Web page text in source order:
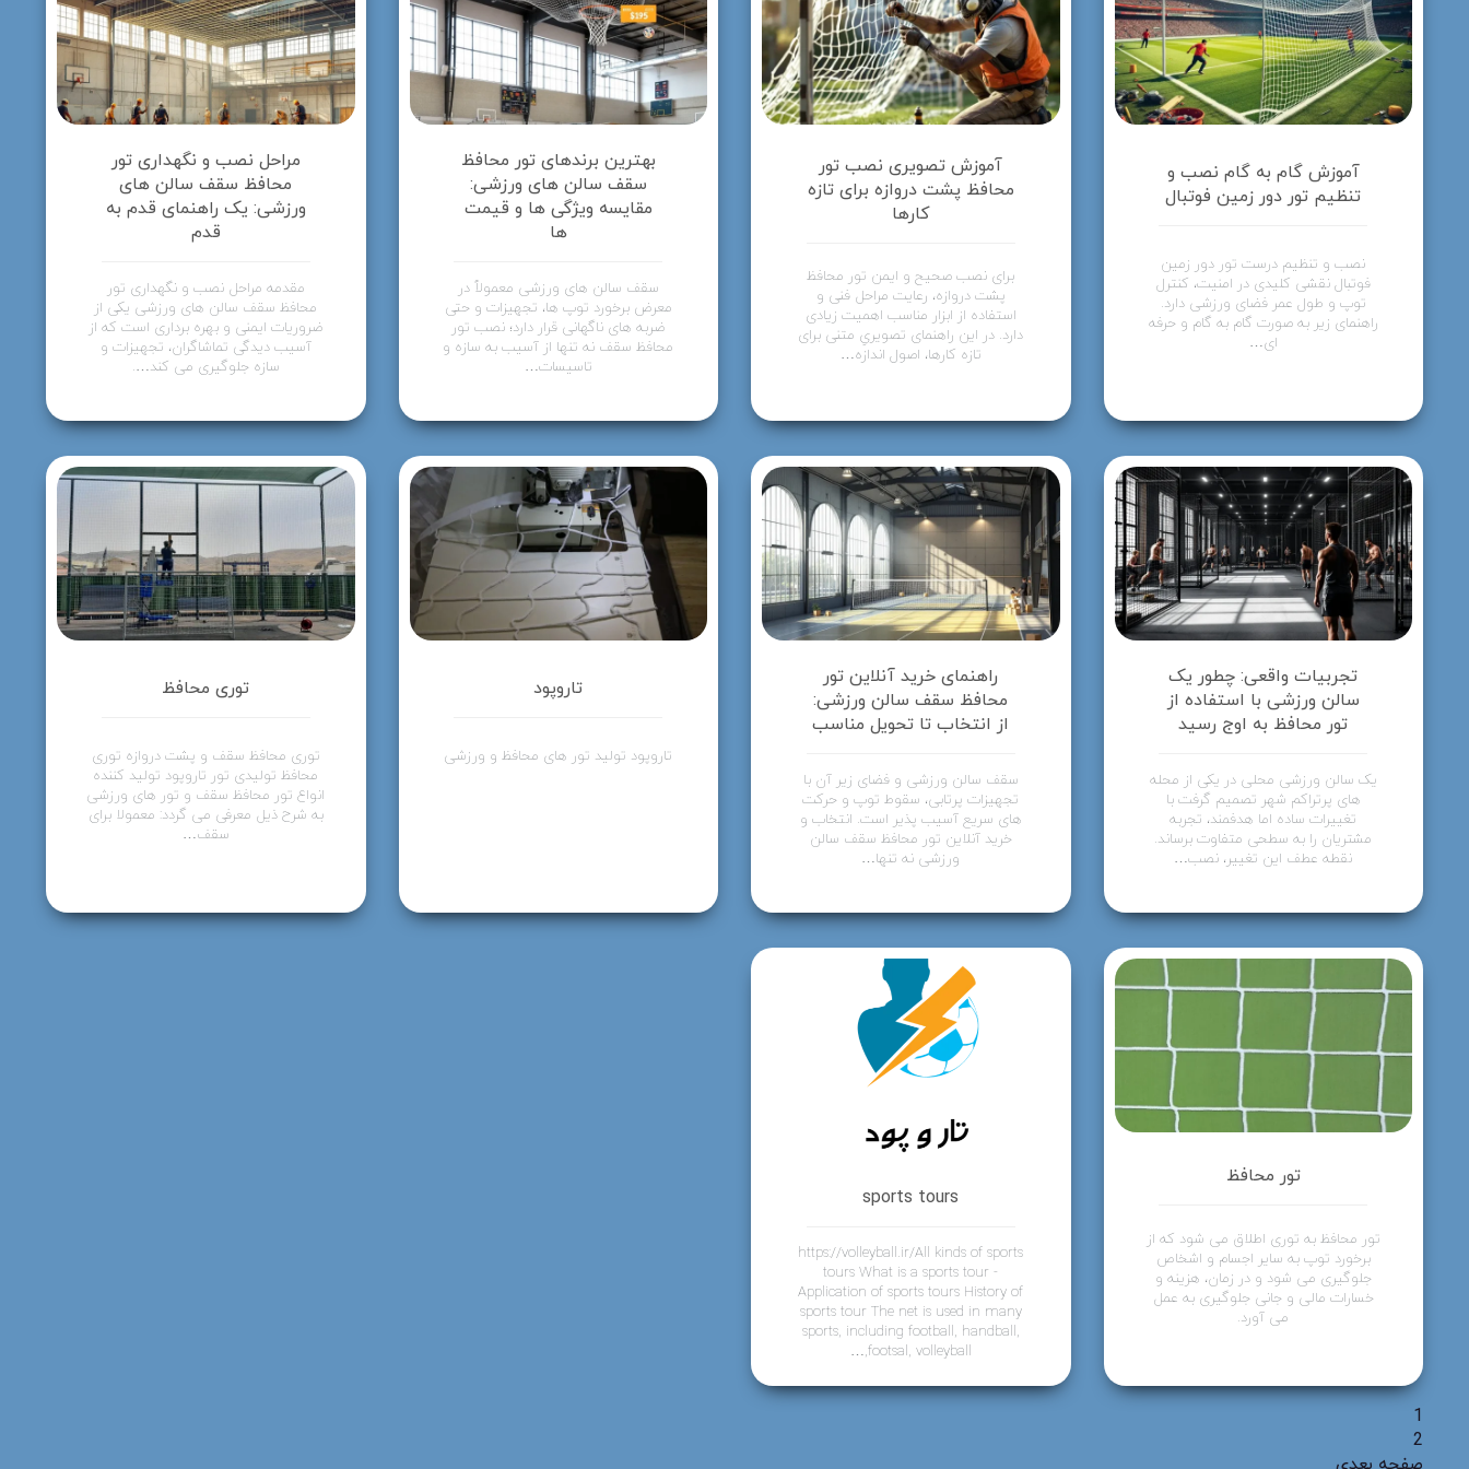
آموزش گام به گام نصب و
تنظیم تور دور زمین فوتبال
نصب و تنظیم درست تور دور زمین
فوتبال نقشی کلیدی در امنیت، کنترل
توپ و طول عمر فضای ورزشی دارد.
راهنمای زیر به صورت گام به گام و حرفه
ای…
آموزش تصویری نصب تور
محافظ پشت دروازه برای تازه
کارها
برای نصب صحیح و ایمن تور محافظ
پشت دروازه، رعایت مراحل فنی و
استفاده از ابزار مناسب اهمیت زیادی
دارد. در این راهنمای تصویریِ متنی برای
تازه کارها، اصول اندازه…
بهترین برندهای تور محافظ
سقف سالن های ورزشی:
مقایسه ویژگی ها و قیمت
ها
سقف سالن های ورزشی معمولاً در
معرض برخورد توپ ها، تجهیزات و حتی
ضربه های ناگهانی قرار دارد؛ نصب تور
محافظ سقف نه تنها از آسیب به سازه و
تاسیسات…
مراحل نصب و نگهداری تور
محافظ سقف سالن های
ورزشی: یک راهنمای قدم به
قدم
مقدمه مراحل نصب و نگهداری تور
محافظ سقف سالن های ورزشی یکی از
ضروریات ایمنی و بهره برداری است که از
آسیب دیدگی تماشاگران، تجهیزات و
سازه جلوگیری می کند….
تجربیات واقعی: چطور یک
سالن ورزشی با استفاده از
تور محافظ به اوج رسید
یک سالن ورزشی محلی در یکی از محله
های پرتراکم شهر تصمیم گرفت با
تغییرات ساده اما هدفمند، تجربه
مشتریان را به سطحی متفاوت برساند.
نقطه عطف این تغییر، نصب…
راهنمای خرید آنلاین تور
محافظ سقف سالن ورزشی:
از انتخاب تا تحویل مناسب
سقف سالن ورزشی و فضای زیر آن با
تجهیزات پرتابی، سقوط توپ و حرکت
های سریع آسیب پذیر است. انتخاب و
خرید آنلاین تور محافظ سقف سالن
ورزشی نه تنها…
تاروپود
تاروپود تولید تور های محافظ و ورزشی
توری محافظ
توری محافظ سقف و پشت دروازه توری
محافظ تولیدی تور تاروپود تولید کننده
انواع تور محافظ سقف و تور های ورزشی
به شرح ذیل معرفی می گردد: معمولا برای
سقف…
تور محافظ
تور محافظ به توری اطلاق می شود که از
برخورد توپ به سایر اجسام و اشخاص
جلوگیری می شود و در زمان، هزینه و
خسارات مالی و جانی جلوگیری به عمل
می آورد.
sports tours
https://volleyball.ir/All kinds of sports
tours What is a sports tour -
Application of sports tours History of
sports tour The net is used in many
sports, including football, handball,
footsal, volleyball,…
1
2